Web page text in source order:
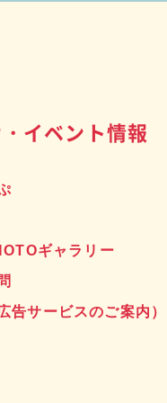
イベント情報
ギャラリー
告サービスのご案内）